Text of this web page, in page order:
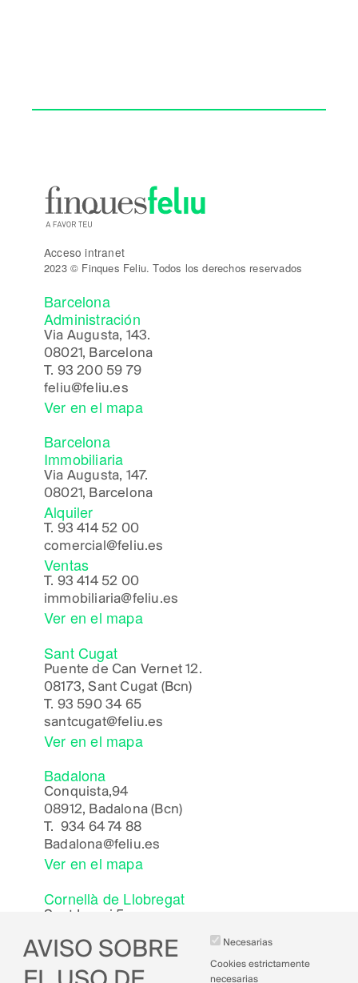
Acceso intranet
2023 © Finques Feliu. Todos los derechos reservados
Barcelona
Administración
Via Augusta, 143.
08021, Barcelona
T. 93 200 59 79
feliu@feliu.es
Ver en el mapa
Barcelona
Immobiliaria
Via Augusta, 147.
08021, Barcelona
Alquiler
T. 93 414 52 00
comercial@feliu.es
Ventas
T. 93 414 52 00
immobiliaria@feliu.es
Ver en el mapa
Sant Cugat
Puente de Can Vernet 12.
08173, Sant Cugat (Bcn)
T. 93 590 34 65
santcugat@feliu.es
Ver en el mapa
Badalona
Conquista,94
08912, Badalona (Bcn)
T. 934 64 74 88
Badalona@feliu.es
Ver en el mapa
Cornellà de Llobregat
Sant Jeroni 5,
08940, Cornellà de Llobregat (Bcn)
Cornella @feliu.es
Ver en el mapa
AVISO SOBRE
Necesarias
Cookies estrictamente
necesarias